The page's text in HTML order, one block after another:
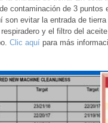
contaminación de 3 puntos
evitar la entrada de
y el filtro del
Clic aquí para más